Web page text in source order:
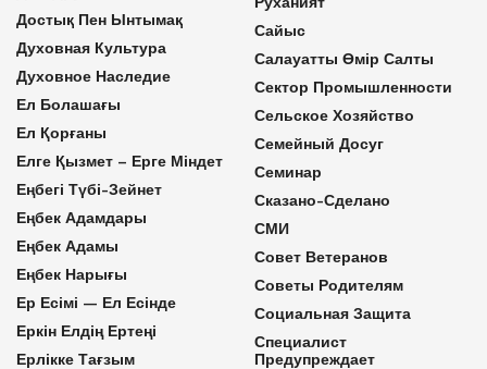
Достық Пен Ынтымақ
Духовная Культура
Духовное Наследие
Ел Болашағы
Ел Қорғаны
Елге Қызмет – Ерге Міндет
Еңбегі Түбі-Зейнет
Еңбек Адамдары
Еңбек Адамы
Еңбек Нарығы
Ер Есімі — Ел Есінде
Еркін Елдің Ертеңі
Ерлікке Тағзым
Сайыс
Салауатты Өмір Салты
Сектор Промышленности
Сельское Хозяйство
Семейный Досуг
Семинар
Сказано-Сделано
СМИ
Совет Ветеранов
Советы Родителям
Социальная Защита
Специалист
Предупреждает